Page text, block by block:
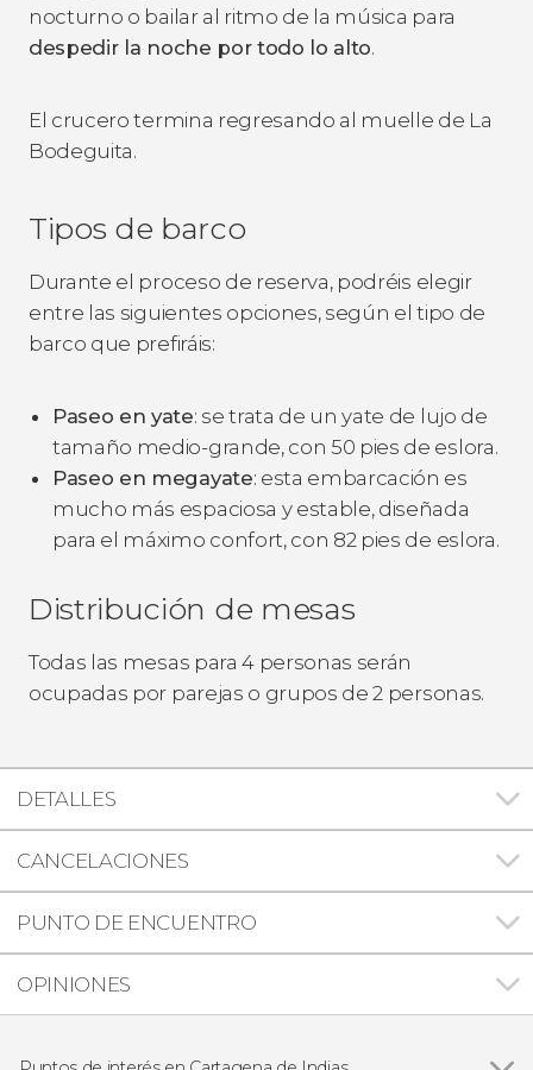
nocturno o bailar al ritmo de la música para
despedir la noche por todo lo alto.
El crucero termina regresando al muelle de La
Bodeguita.
Tipos de barco
Durante el proceso de reserva, podréis elegir
entre las siguientes opciones, según el tipo de
barco que prefiráis:
Paseo en yate: se trata de un yate de lujo de
tamaño medio-grande, con 50 pies de eslora.
Paseo en megayate: esta embarcación es
mucho más espaciosa y estable, diseñada
para el máximo confort, con 82 pies de eslora.
Distribución de mesas
Todas las mesas para 4 personas serán
ocupadas por parejas o grupos de 2 personas.
DETALLES
CANCELACIONES
PUNTO DE ENCUENTRO
OPINIONES